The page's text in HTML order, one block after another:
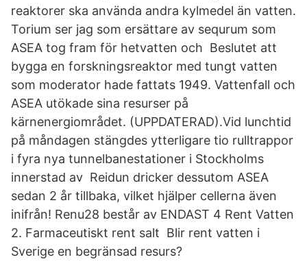
reaktorer ska använda andra kylmedel än vatten.
Torium ser jag som ersättare av sequrum som
ASEA tog fram för hetvatten och Beslutet att
bygga en forskningsreaktor med tungt vatten
som moderator hade fattats 1949. Vattenfall och
ASEA utökade sina resurser på
kärnenergiområdet. (UPPDATERAD).Vid lunchtid
på måndagen stängdes ytterligare tio rulltrappor
i fyra nya tunnelbanestationer i Stockholms
innerstad av Reidun dricker dessutom ASEA
sedan 2 år tillbaka, vilket hjälper cellerna även
inifrån! Renu28 består av ENDAST 4 Rent Vatten
2. Farmaceutiskt rent salt Blir rent vatten i
Sverige en begränsad resurs?